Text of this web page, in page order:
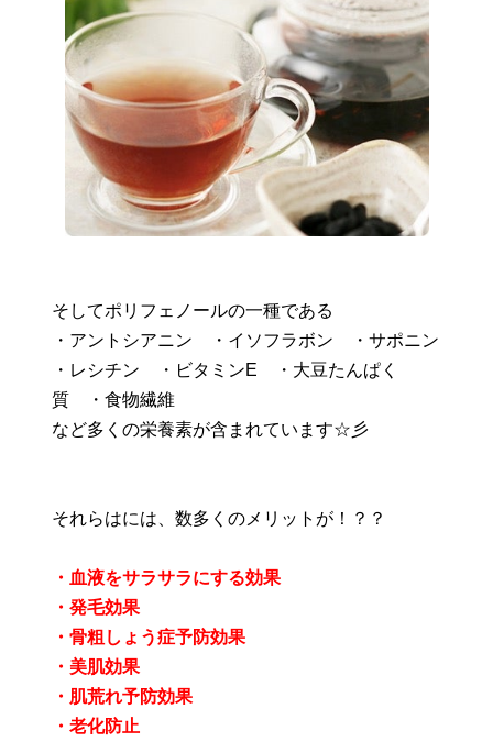
そしてポリフェノールの一種である
・アントシアニン ・イソフラボン ・サポニン
・レシチン ・ビタミンE ・大豆たんぱく
質 ・食物繊維
など多くの栄養素が含まれています☆彡
それらはには、数多くのメリットが！？？
・血液をサラサラにする効果
・発毛効果
・骨粗しょう症予防効果
・美肌効果
・肌荒れ予防効果
・老化防止